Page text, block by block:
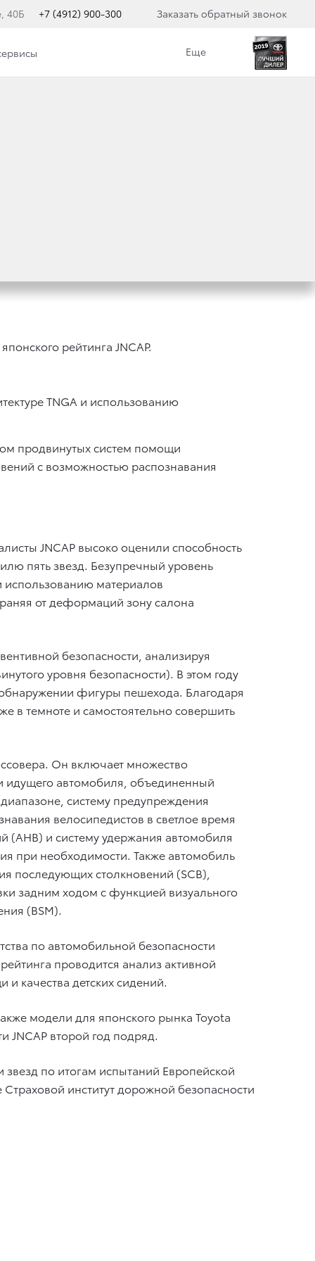
40Б +7 (4912) 900-300 Заказать обратный звонок
Еще
рейтинга JNCAP.
TNGA и использованию
продвинутых систем помощи
с возможностью распознавания
JNCAP высоко оценили способность
пять звезд. Безупречный уровень
использованию материалов
от деформаций зону салона
безопасности, анализируя
уровня безопасности). В этом году
фигуры пешехода. Благодаря
в темноте и самостоятельно совершить
Он включает множество
идущего автомобиля, объединенный
систему предупреждения
велосипедистов в светлое время
(AHB) и систему удержания автомобиля
при необходимости. Также автомобиль
последующих столкновений (SCB),
задним ходом с функцией визуального
(BSM).
по автомобильной безопасности
проводится анализ активной
качества детских сидений.
модели для японского рынка Toyota
JNCAP второй год подряд.
звезд по итогам испытаний Европейской
институт дорожной безопасности